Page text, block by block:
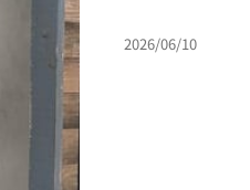
2026/06/10